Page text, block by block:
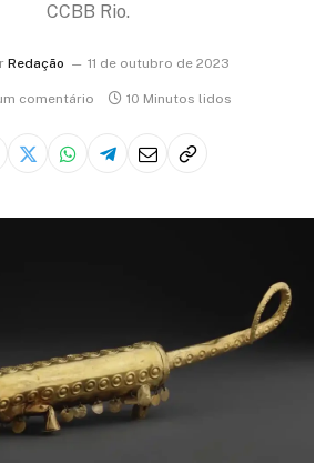
CCBB Rio.
Redação 11 de outubro de 2023
comentário 10 Minutos lidos